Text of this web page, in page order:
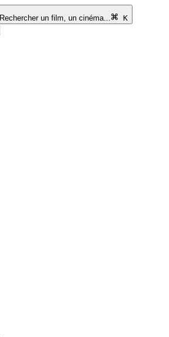
Rechercher un film, un cinéma...
K